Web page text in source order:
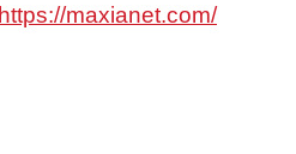
https://maxianet.com/